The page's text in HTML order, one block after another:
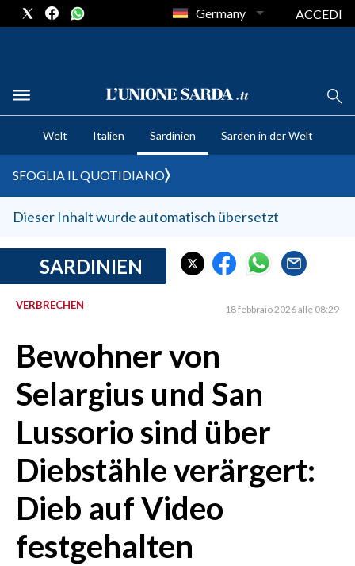
CRONACA SARDEGNA
CAGLIARI
SULCIS IGLESIENTE
MEDIO CAMPIDANO
SASSARI E PROVINCIA
GALLURA
NUORO E PROVINCIA
AGENDA
CRONACA
MONDO
POLITICA
ECONOMIA
SERVIZI ALLE IMPRESE
Germany ACCEDI
Welt Italien Sardinien Sarden in der Welt
SFOGLIA IL QUOTIDIANO
Dieser Inhalt wurde automatisch übersetzt
SARDINIEN
VERBRECHEN 18 febbraio 2026 alle 08:29
Bewohner von
Selargius und San
Lussorio sind über
Diebstähle verärgert:
Dieb auf Video
festgehalten